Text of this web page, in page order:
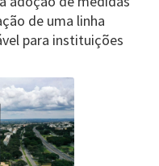
de uma linha
para instituições